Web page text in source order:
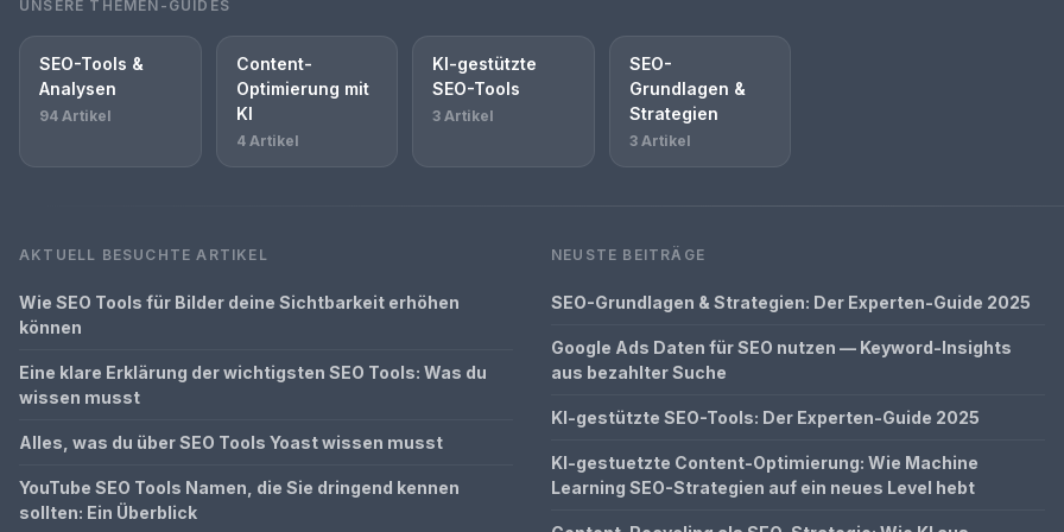
UNSERE THEMEN-GUIDES
SEO-Tools &
Analysen
94 Artikel
Content-
Optimierung mit
KI
4 Artikel
KI-gestützte
SEO-Tools
3 Artikel
SEO-
Grundlagen &
Strategien
3 Artikel
AKTUELL BESUCHTE ARTIKEL
Wie SEO Tools für Bilder deine Sichtbarkeit erhöhen
können
Eine klare Erklärung der wichtigsten SEO Tools: Was du
wissen musst
Alles, was du über SEO Tools Yoast wissen musst
YouTube SEO Tools Namen, die Sie dringend kennen
sollten: Ein Überblick
NEUSTE BEITRÄGE
SEO-Grundlagen & Strategien: Der Experten-Guide 2025
Google Ads Daten für SEO nutzen — Keyword-Insights
aus bezahlter Suche
KI-gestützte SEO-Tools: Der Experten-Guide 2025
KI-gestuetzte Content-Optimierung: Wie Machine
Learning SEO-Strategien auf ein neues Level hebt